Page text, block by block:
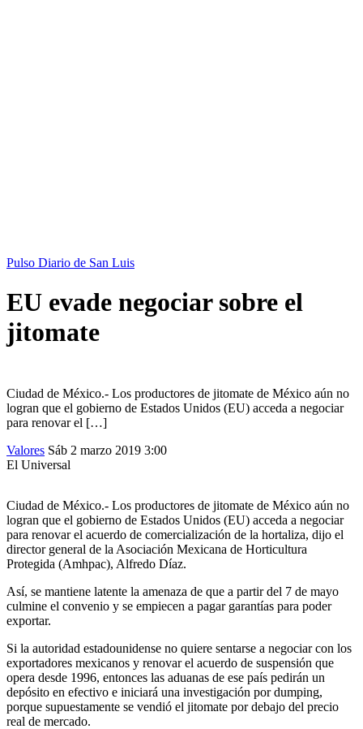
Pulso Diario de San Luis
EU evade negociar sobre el
jitomate
Ciudad de México.- Los productores de jitomate de México aún no
logran que el gobierno de Estados Unidos (EU) acceda a negociar
para renovar el […]
Valores Sáb 2 marzo 2019 3:00
El Universal
Ciudad de México.- Los productores de jitomate de México aún no
logran que el gobierno de Estados Unidos (EU) acceda a negociar
para renovar el acuerdo de comercialización de la hortaliza, dijo el
director general de la Asociación Mexicana de Horticultura
Protegida (Amhpac), Alfredo Díaz.
Así, se mantiene latente la amenaza de que a partir del 7 de mayo
culmine el convenio y se empiecen a pagar garantías para poder
exportar.
Si la autoridad estadounidense no quiere sentarse a negociar con los
exportadores mexicanos y renovar el acuerdo de suspensión que
opera desde 1996, entonces las aduanas de ese país pedirán un
depósito en efectivo e iniciará una investigación por dumping,
porque supuestamente se vendió el jitomate por debajo del precio
real de mercado.